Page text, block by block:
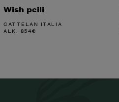
Wish peili
CATTELAN ITALIA
ALK. 854€